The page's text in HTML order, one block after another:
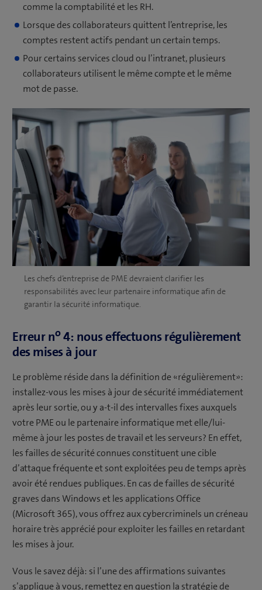
comme la comptabilité et les RH.
Lorsque des collaborateurs quittent l’entreprise, les
comptes restent actifs pendant un certain temps.
Pour certains services cloud ou l’intranet, plusieurs
collaborateurs utilisent le même compte et le même
mot de passe.
Les chefs d’entreprise de PME devraient clarifier les
responsabilités avec leur partenaire informatique afin de
garantir la sécurité informatique.
Erreur no4: nous effectuons régulièrement
des mises à jour
Le problème réside dans la définition de «régulièrement»:
installez-vous les mises à jour de sécurité immédiatement
après leur sortie, ou y a-t-il des intervalles fixes auxquels
votre PME ou le partenaire informatique met elle/lui-
même à jour les postes de travail et les serveurs? En effet,
les failles de sécurité connues constituent une cible
d’attaque fréquente et sont exploitées peu de temps après
avoir été rendues publiques. En cas de failles de sécurité
graves dans Windows et les applications Office
(Microsoft 365), vous offrez aux cybercriminels un créneau
horaire très apprécié pour exploiter les failles en retardant
les mises à jour.
Vous le savez déjà: si l’une des affirmations suivantes
s’applique à vous, remettez en question la stratégie de